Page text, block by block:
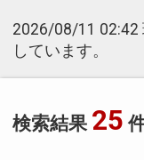
検索結果 25
2026/08/11 02:42
しています。